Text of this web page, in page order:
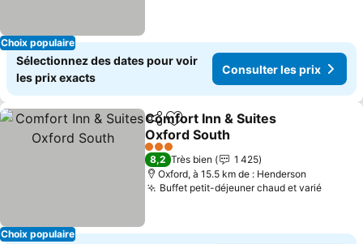
Choix populaire
Sélectionnez des dates pour voir
les prix exacts
Consulter les prix
Choix populaire
PartagerAjouter à mes favoris
Comfort Inn & Suites
Oxford South
Consulter les prix
3 Étoiles
8,2 Très bien
1 425
Oxford, à 15.5 km de : Henderson
Buffet petit-déjeuner chaud et varié